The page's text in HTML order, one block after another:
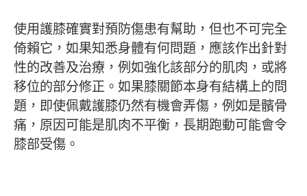
使用護膝確實對預防傷患有幫助，但也不可完全
倚賴它，如果知悉身體有何問題，應該作出針對
性的改善及治療，例如強化該部分的肌肉，或將
移位的部分修正。如果膝關節本身有結構上的問
題，即使佩戴護膝仍然有機會弄傷，例如是髕骨
痛，原因可能是肌肉不平衡，長期跑動可能會令
膝部受傷。